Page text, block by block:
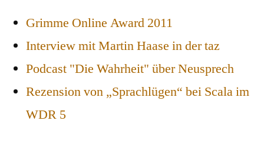
Grimme Online Award 2011
Interview mit Martin Haase in der taz
Podcast "Die Wahrheit" über Neusprech
Rezension von „Sprachlügen“ bei Scala im
WDR 5